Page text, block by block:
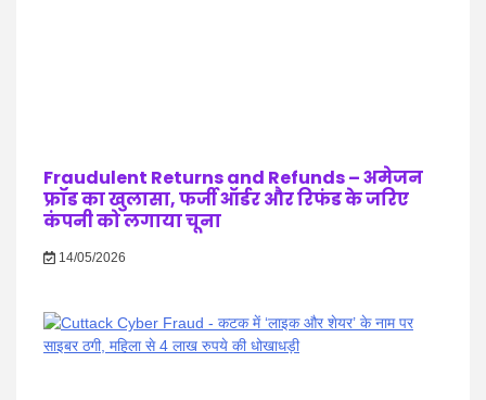
Fraudulent Returns and Refunds – अमेजन
फ्रॉड का खुलासा, फर्जी ऑर्डर और रिफंड के जरिए
कंपनी को लगाया चूना
14/05/2026